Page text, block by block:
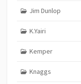
Jim Dunlop
K.Yairi
Kemper
Knaggs